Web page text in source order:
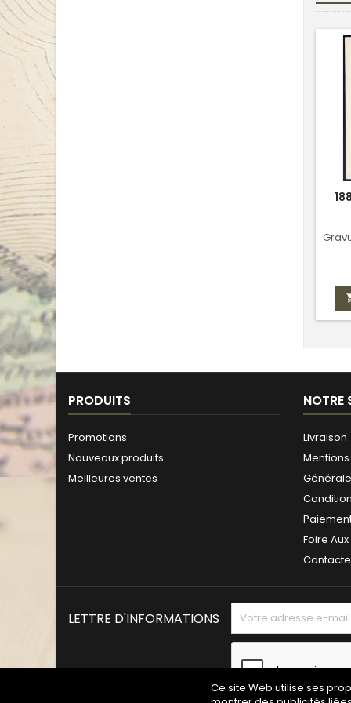
PRODUITS
Promotions
Nouveaux produits
Meilleures ventes
NOTRE
Livraison
Foire
Ce site Web utilise ses
LETTRE D'INFORMATIONS